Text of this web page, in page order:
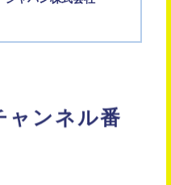
ャンネル番